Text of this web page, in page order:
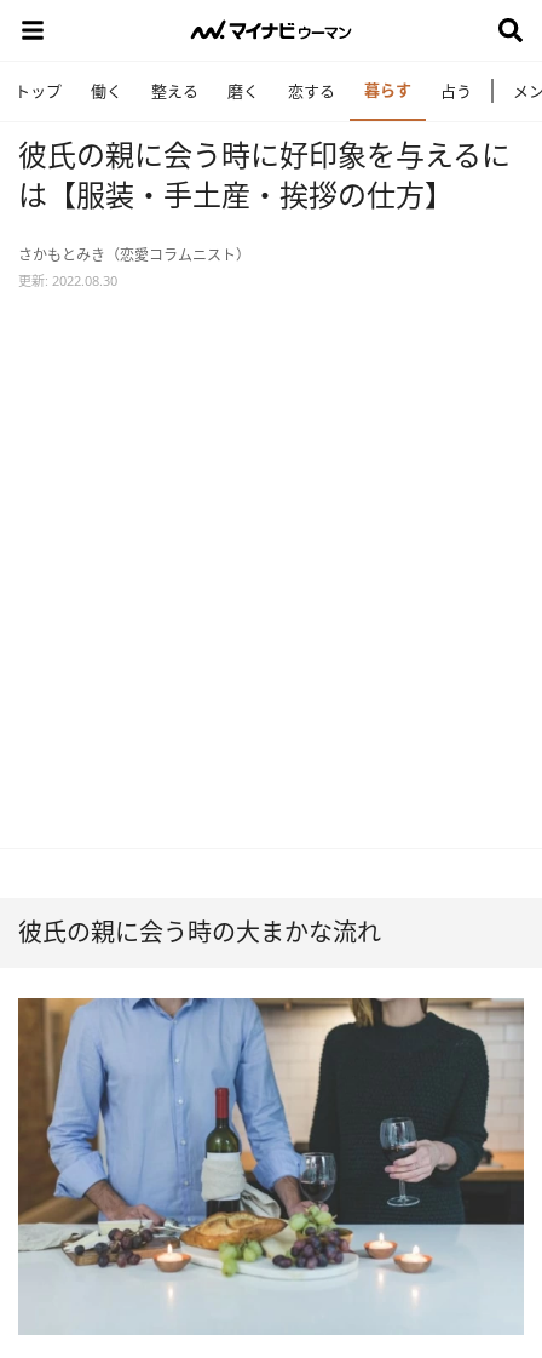
トップ 働く 整える 磨く 恋する 暮らす 占う メ
彼氏の親に会う時に好印象を与えるに
は【服装・手土産・挨拶の仕方】
さかもとみき（恋愛コラムニスト）
更新: 2022.08.30
彼氏の親に会う時の大まかな流れ